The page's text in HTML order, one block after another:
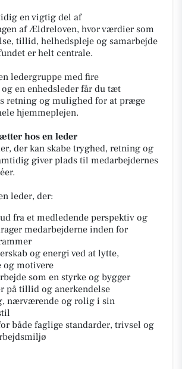
en vigtig del af
af Ældreloven, hvor værdier som
tillid, helhedspleje og samarbejde
er helt centrale.
ledergruppe med fire
en enhedsleder får du tæt
retning og mulighed for at præge
hjemmeplejen.
hos en leder
der kan skabe tryghed, retning og
giver plads til medarbejdernes
leder, der:
fra et medledende perspektiv og
medarbejderne inden for
og energi ved at lytte,
og motivere
som en styrke og bygger
på tillid og anerkendelse
nærværende og rolig i sin
både faglige standarder, trivsel og